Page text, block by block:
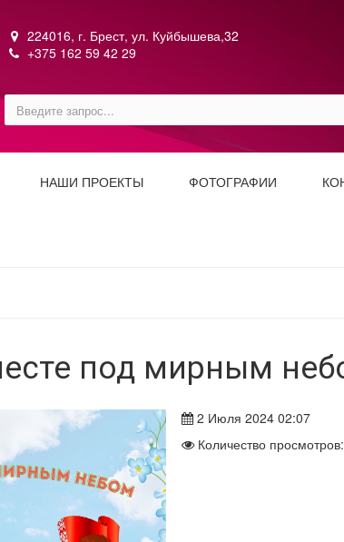
224016, г. Брест, ул. Куйбышева,32
+375 162 59 42 29
НАШИ ПРОЕКТЫ ФОТОГРАФИИ
под мирным
2 Июля 2024 02:07
Количество